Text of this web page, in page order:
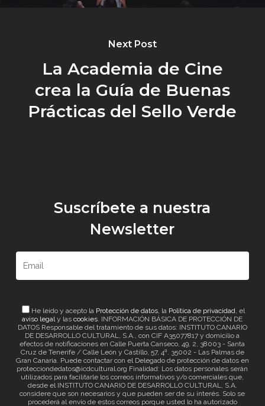
Next Post
La Academia de Cine
crea la Guía de Buenas
Prácticas del Sello Verde
Suscríbete a nuestra
Newsletter
He leído y acepto la Protección de datos, la Política de privacidad, el
aviso legaly lascookies. INFORMACIÓN BÁSICA DE PROTECCIÓN DE
DATOS Responsable del tratamiento de sus datos: INSTITUTO CANARIO
DE DESARROLLO CULTURAL, S.A., con CIF A35077817 y domicilio a
efectos de notificaciones en Calle Puerta Canseco, 49, 2, 38003 - Santa
Cruz de Tenerife / Calle León y Castillo, 57, 4ª. 35002 - Las Palmas de
Gran Canaria. Puede contactar con el Delegado de protección de datos en
protecciondedatos@icdcultural.org Finalidad: Los datos personales serán
utilizados para facilitarle los correos informativos y/o comerciales que,
desde el INSTITUTO CANARIO DE DESARROLLO CULTURAL, S.A.
considere que son necesarios y que pueden ser de su interés. Solo se
procederá al envío de estos correos porque usted lo ha autorizado